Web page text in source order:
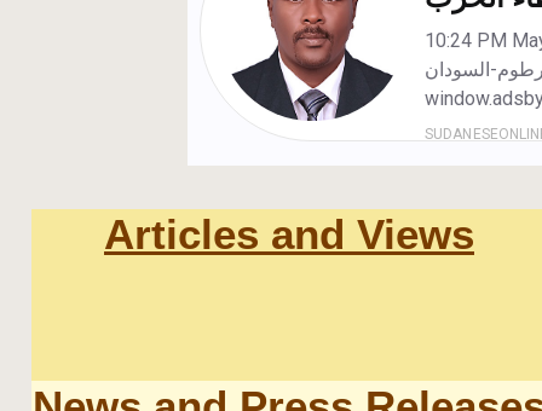
Articles and Views